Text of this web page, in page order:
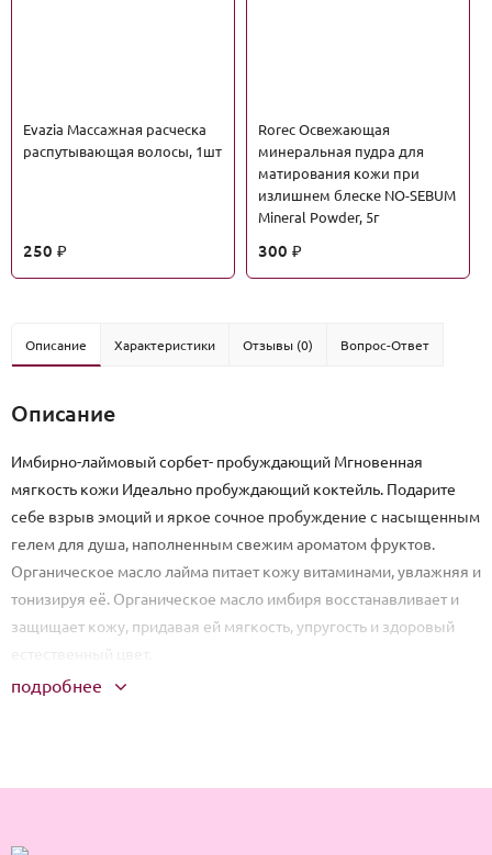
Evazia Массажная расческа
распутывающая волосы, 1шт
250 ₽
Rorec Освежающая
минеральная пудра для
матирования кожи при
излишнем блеске NO-SEBUM
Mineral Powder, 5г
300 ₽
Описание Характеристики Отзывы (0) Вопрос-Ответ
Описание
Имбирно-лаймовый сорбет- пробуждающий Мгновенная
мягкость кожи Идеально пробуждающий коктейль. Подарите
себе взрыв эмоций и яркое сочное пробуждение с насыщенным
гелем для душа, наполненным свежим ароматом фруктов.
Органическое масло лайма питает кожу витаминами, увлажняя и
тонизируя её. Органическое масло имбиря восстанавливает и
защищает кожу, придавая ей мягкость, упругость и здоровый
подробнее